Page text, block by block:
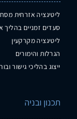
ליטיגציה אזרחית
סעדים זמניים בהליך
ליטיגציה מקרקעין
הגרלות והימורים
ייצוג בהליכי גישור
תכנון ובניה